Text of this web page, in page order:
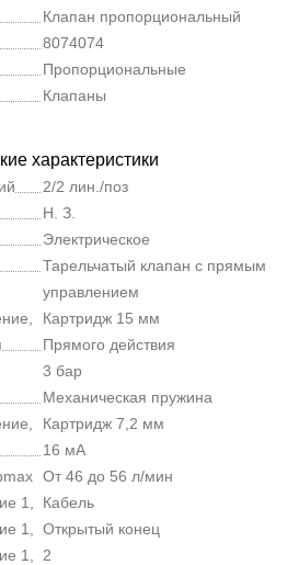
Клапан пропорциональный
8074074
Пропорциональные
Клапаны
характеристики
2/2 лин./поз
Н. З.
Электрическое
Тарельчатый клапан с прямым
управлением
Картридж 15 мм
Прямого действия
3 бар
Механическая пружина
Картридж 7,2 мм
16 мА
От 46 до 56 л/мин
1,
Кабель
1,
Открытый конец
1,
2